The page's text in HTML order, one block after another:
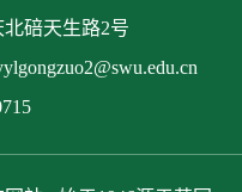
碚天生路2号